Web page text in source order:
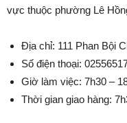
vực thuộc phường Lê
Địa chỉ: 111 Phan Bội
Số điện thoại:
Giờ làm việc: 7h30 –
Thời gian giao hàng: